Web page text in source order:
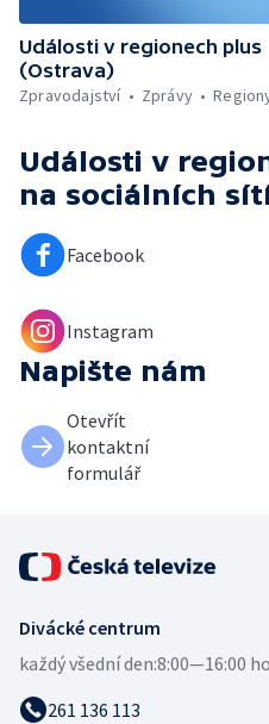
Události v regionech plus
(Ostrava)
Zpravodajství
Zprávy
Události v
na sociálních
Facebook
Instagram
Napište nám
Otevřít
kontaktní
formulář
Divácké centrum
každý všední den:8:00—16:00
261 136 113